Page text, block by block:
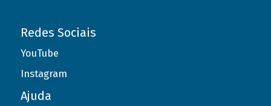
Redes Sociais
YouTube
Instagram
Ajuda